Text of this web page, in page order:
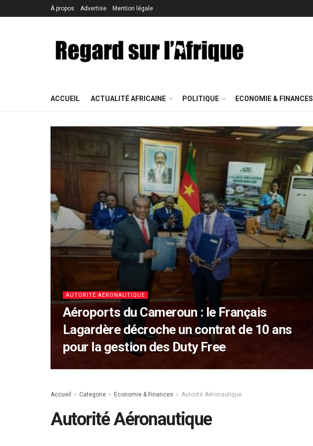
À propos Advertise Mention légale
ACCUEIL ACTUALITÉ AFRICAINE POLITIQUE ECONOMIE & FINANCES
AUTORITÉ AÉRONAUTIQUE
Aéroports du Cameroun : le Français
Lagardère décroche un contrat de 10 ans
pour la gestion des Duty Free
Accueil Categorie Economie & Finances Autorité Aéronautique
Autorité Aéronautique